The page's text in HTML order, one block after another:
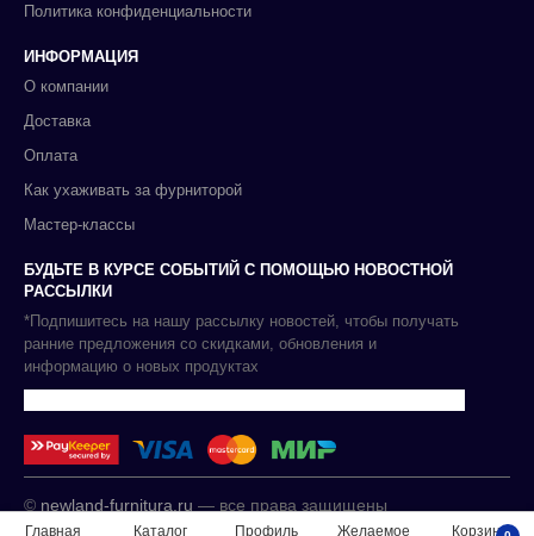
Политика конфиденциальности
ИНФОРМАЦИЯ
О компании
Доставка
Оплата
Как ухаживать за фурниторой
Мастер-классы
БУДЬТЕ В КУРСЕ СОБЫТИЙ С ПОМОЩЬЮ НОВОСТНОЙ
РАССЫЛКИ
*Подпишитесь на нашу рассылку новостей, чтобы получать
ранние предложения со скидками, обновления и
информацию о новых продуктах
© newland-furnitura.ru — все права защищены
Главная Каталог Профиль Желаемое Корзина